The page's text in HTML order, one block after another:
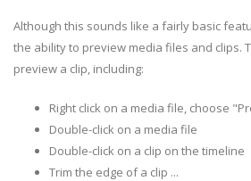
Although this sounds like a fairly basic
the ability to preview media files and clips.
preview a clip, including:
Right click on a media file, choose
Double-click on a media file
Double-click on a clip on the timeline
Trim the edge of a clip ...